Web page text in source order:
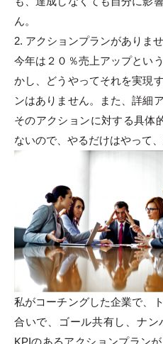
ん。
2. アクションプランがありませ
今年は２０％売上アップとい
かし、どうやってそれを実現
ンはありません。また、詳細
そのアクションに対する具体
ないので、やるだけはやって
私がコーチングした企業で、
合いで、ゴール共有し、ナン
KPIのあるアクションプラン